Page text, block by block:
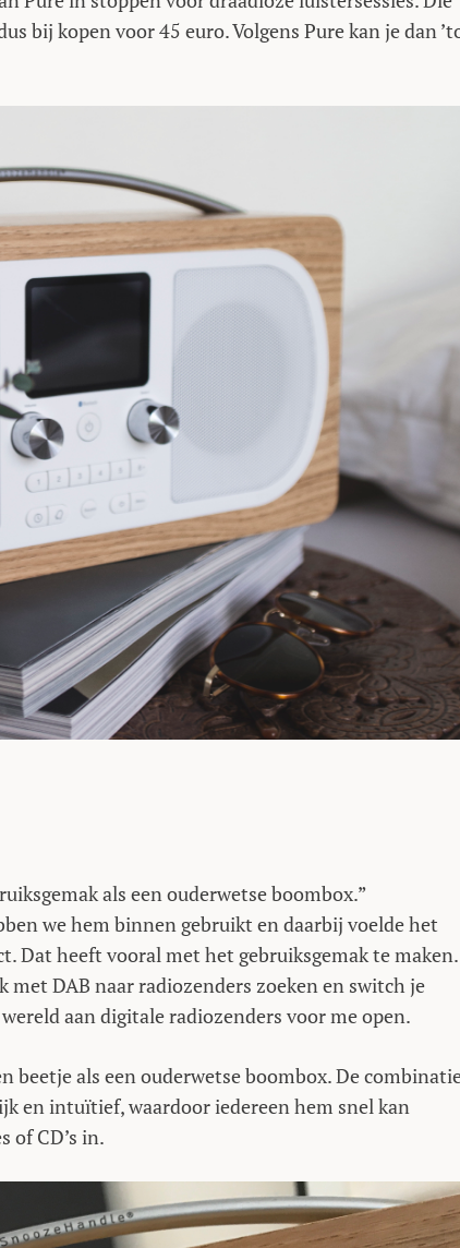
bij kopen voor 45 euro. Volgens Pure kan je dan
als een ouderwetse boombox.”
we hem binnen gebruikt en daarbij voelde het
Dat heeft vooral met het gebruiksgemak te maken.
DAB naar radiozenders zoeken en switch je
aan digitale radiozenders voor me open.
beetje als een ouderwetse boombox. De
en intuïtief, waardoor iedereen hem snel kan
of CD’s in.